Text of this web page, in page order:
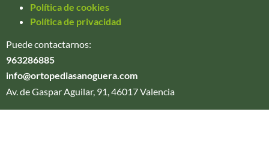
Política de cookies
Política de privacidad
Puede contactarnos:
963286885
info@ortopediasanoguera.com
Av. de Gaspar Aguilar, 91, 46017 Valencia